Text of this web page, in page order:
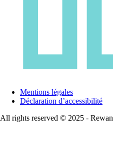
Mentions légales
Déclaration d’accessibilité
All rights reserved © 2025 - Rewan